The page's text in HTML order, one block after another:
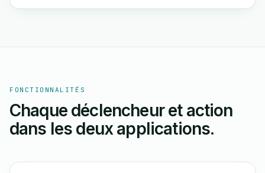
FONCTIONNALITÉS
Chaque déclencheur et action
dans les deux applications.